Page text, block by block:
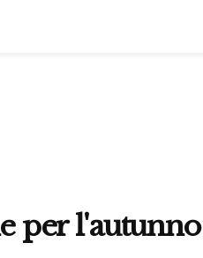
per l'autunno